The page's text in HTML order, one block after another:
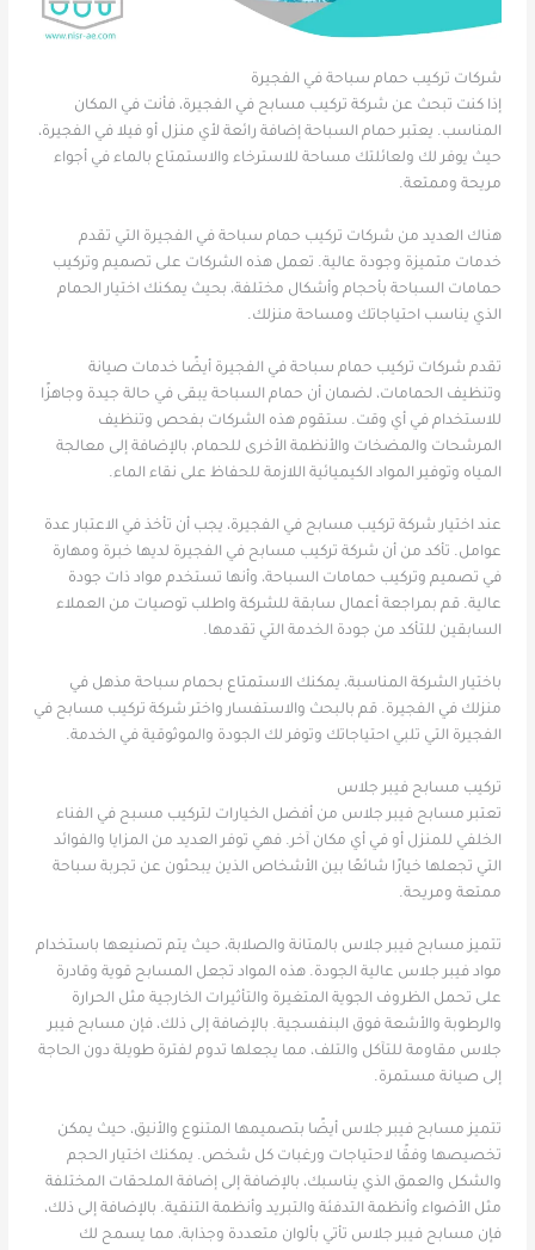
شركات تركيب حمام سباحة في الفجيرة
إذا كنت تبحث عن شركة تركيب مسابح في الفجيرة، فأنت في المكان
المناسب. يعتبر حمام السباحة إضافة رائعة لأي منزل أو فيلا في الفجيرة،
حيث يوفر لك ولعائلتك مساحة للاسترخاء والاستمتاع بالماء في أجواء
مريحة وممتعة.
هناك العديد من شركات تركيب حمام سباحة في الفجيرة التي تقدم
خدمات متميزة وجودة عالية. تعمل هذه الشركات على تصميم وتركيب
حمامات السباحة بأحجام وأشكال مختلفة، بحيث يمكنك اختيار الحمام
الذي يناسب احتياجاتك ومساحة منزلك.
تقدم شركات تركيب حمام سباحة في الفجيرة أيضًا خدمات صيانة
وتنظيف الحمامات، لضمان أن حمام السباحة يبقى في حالة جيدة وجاهزًا
للاستخدام في أي وقت. ستقوم هذه الشركات بفحص وتنظيف
المرشحات والمضخات والأنظمة الأخرى للحمام، بالإضافة إلى معالجة
المياه وتوفير المواد الكيميائية اللازمة للحفاظ على نقاء الماء.
عند اختيار شركة تركيب مسابح في الفجيرة، يجب أن تأخذ في الاعتبار عدة
عوامل. تأكد من أن شركة تركيب مسابح في الفجيرة لديها خبرة ومهارة
في تصميم وتركيب حمامات السباحة، وأنها تستخدم مواد ذات جودة
عالية. قم بمراجعة أعمال سابقة للشركة واطلب توصيات من العملاء
السابقين للتأكد من جودة الخدمة التي تقدمها.
باختيار الشركة المناسبة، يمكنك الاستمتاع بحمام سباحة مذهل في
منزلك في الفجيرة. قم بالبحث والاستفسار واختر شركة تركيب مسابح في
الفجيرة التي تلبي احتياجاتك وتوفر لك الجودة والموثوقية في الخدمة.
تركيب مسابح فيبر جلاس
تعتبر مسابح فيبر جلاس من أفضل الخيارات لتركيب مسبح في الفناء
الخلفي للمنزل أو في أي مكان آخر. فهي توفر العديد من المزايا والفوائد
التي تجعلها خيارًا شائعًا بين الأشخاص الذين يبحثون عن تجربة سباحة
ممتعة ومريحة.
تتميز مسابح فيبر جلاس بالمتانة والصلابة، حيث يتم تصنيعها باستخدام
مواد فيبر جلاس عالية الجودة. هذه المواد تجعل المسابح قوية وقادرة
على تحمل الظروف الجوية المتغيرة والتأثيرات الخارجية مثل الحرارة
والرطوبة والأشعة فوق البنفسجية. بالإضافة إلى ذلك، فإن مسابح فيبر
جلاس مقاومة للتآكل والتلف، مما يجعلها تدوم لفترة طويلة دون الحاجة
إلى صيانة مستمرة.
تتميز مسابح فيبر جلاس أيضًا بتصميمها المتنوع والأنيق، حيث يمكن
تخصيصها وفقًا لاحتياجات ورغبات كل شخص. يمكنك اختيار الحجم
والشكل والعمق الذي يناسبك، بالإضافة إلى إضافة الملحقات المختلفة
مثل الأضواء وأنظمة التدفئة والتبريد وأنظمة التنقية. بالإضافة إلى ذلك،
فإن مسابح فيبر جلاس تأتي بألوان متعددة وجذابة، مما يسمح لك